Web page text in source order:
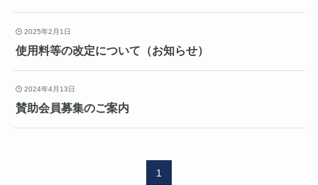
2025年2月1日
使用料等の改定について（お知らせ）
2024年4月13日
賛助会員募集のご案内
1